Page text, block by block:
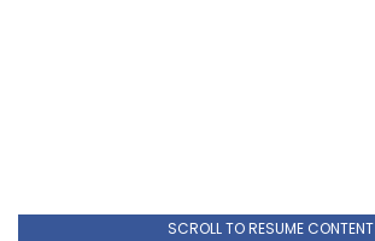
SCROLL TO RESUME CONTENT